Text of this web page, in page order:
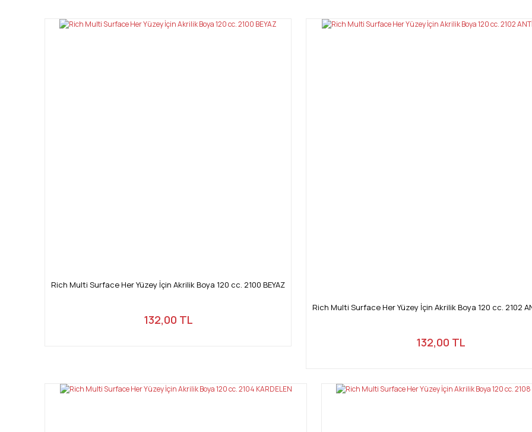
Ürün resmi kalitesiz, bozuk veya görüntülenemiyor.
Rich Multi Surface Her Yüzey İçin Akrilik Boya 120 cc. 2100 BEYAZ
132,00 TL
Rich Multi Surface Her Yüzey İçin Akrilik Boya 120 cc. 2102
132,00 TL